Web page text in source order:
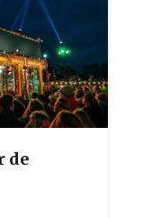
de